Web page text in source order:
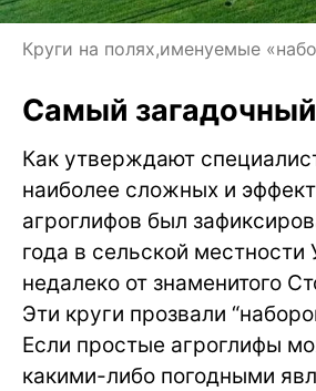
Круги на полях,именуемые
Самый
Как утверждают
наиболее сложных и
агроглифов был
года в сельской местности
недалеко от знаменитого
Эти круги прозвали
Если простые агроглифы
какими-либо погодными